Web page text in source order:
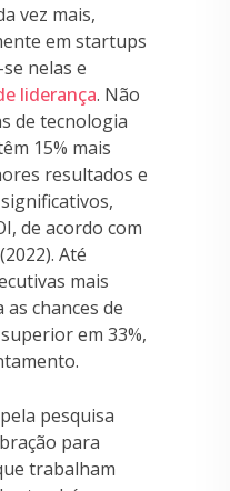
vez mais,
em startups
nelas e
liderança. Não
de tecnologia
15% mais
resultados e
de acordo com
Até
mais
chances de
em 33%,
pesquisa
para
trabalham